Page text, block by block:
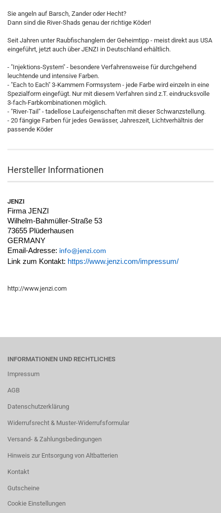
Sie angeln auf Barsch, Zander oder Hecht?
Dann sind die River-Shads genau der richtige Köder!
Seit Jahren unter Raubfischanglern der Geheimtipp - meist direkt aus USA
eingeführt, jetzt auch über JENZI in Deutschland erhältlich.
- "Injektions-System" - besondere Verfahrensweise für durchgehend
leuchtende und intensive Farben.
- "Each to Each" 3-Kammern Formsystem - jede Farbe wird einzeln in eine
Spezialform eingefügt. Nur mit diesem Verfahren sind z.T. eindrucksvolle
3-fach-Farbkombinationen möglich.
- "River-Tail" - tadellose Laufeigenschaften mit dieser Schwanzstellung.
- 20 fängige Farben für jedes Gewässer, Jahreszeit, Lichtverhältnis der
passende Köder
Hersteller Informationen
JENZI
Firma JENZI
Wilhelm-Bahmüller-Straße 53
73655 Plüderhausen
GERMANY
Email-Adresse: info@jenzi.com
Link zum Kontakt: https://www.jenzi.com/impressum/
http://www.jenzi.com
INFORMATIONEN UND RECHTLICHES
Impressum
AGB
Datenschutzerklärung
Widerrufsrecht & Muster-Widerrufsformular
Versand- & Zahlungsbedingungen
Hinweis zur Entsorgung von Altbatterien
Kontakt
Gutscheine
Cookie Einstellungen